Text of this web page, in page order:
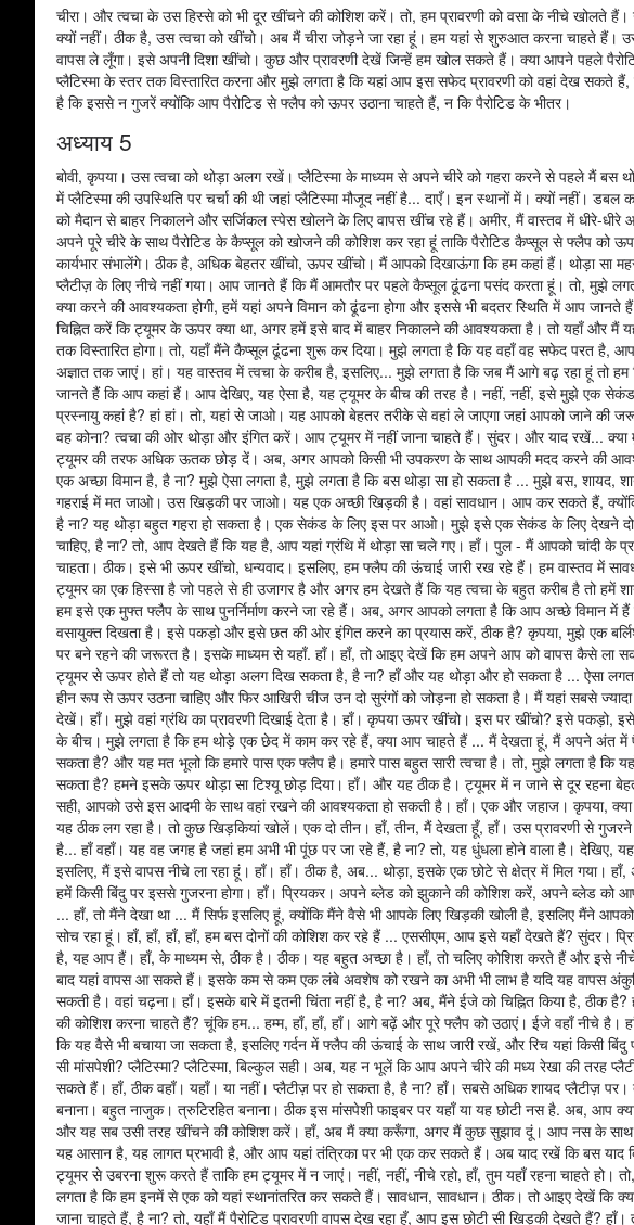
चीरा। और त्वचा के उस हिस्से को भी दूर खींचने की कोशिश करें। तो, हम प्रावरणी को वसा के नीचे खोलते हैं।
क्‍यों नहीं। ठीक है, उस त्वचा को खींचो। अब मैं चीरा जोड़ने जा रहा हूं। हम यहां से शुरुआत करना चाहते
वापस ले लूँगा। इसे अपनी दिशा खींचो। कुछ और प्रावरणी देखें जिन्हें हम खोल सकते हैं। क्या आपने पहले
प्लैटिस्मा के स्तर तक विस्तारित करना और मुझे लगता है कि यहां आप इस सफेद प्रावरणी को वहां देख सकते
है कि इससे न गुजरें क्योंकि आप पैरोटिड से फ्लैप को ऊपर उठाना चाहते हैं, न कि पैरोटिड के भीतर।
अध्याय 5
बोवी, कृपया। उस त्वचा को थोड़ा अलग रखें। प्लैटिस्मा के माध्यम से अपने चीरे को गहरा करने से पहले मैं बस थोड़ा सा जमावट करूंगा। याद रखें कि हमने केंद्रीय गर्दन और पोस्टरोलेटरल गर्दन में प्लैटिस्मा की उपस्थिति पर चर्चा की थी जहां प्लैटिस्मा मौजूद नहीं है... दाएँ। इन स्थानों में। क्‍यों नहीं। डबल कांटे। कृपया, मुझे एक चिकना गेराल्ड्स और एक बर्लिशर दें। इसलिए, हम इयरलोब को मैदान से बाहर निकालने और सर्जिकल स्पेस खोलने के लिए वापस खींच रहे हैं। अमीर, मैं वास्तव में धीरे-धीरे आगे बढ़ रहा हूं। ठीक लगता है। एक चाकू, कृपया। इसलिए, मैं पैरोटिड ग्रंथि पर अपने पूरे चीरे के साथ पैरोटिड के कैप्सूल को खोजने की कोशिश कर रहा हूं ताकि पैरोटिड कैप्सूल से फ्लैप को ऊपर उठाने में सक्षम हो सके। एक बार जब डॉ. बावीर हमारे साथ जुड़ेंगे तो वह कार्यभार संभालेंगे। ठीक है, अधिक बेहतर खींचो, ऊपर खींचो। मैं आपको दिखाऊंगा कि हम कहां हैं। थोड़ा सा महसूस करने की कोशिश करें। यहां मैं अभी तक प्लैटीज़ में नहीं गया था। मैं यहां प्लैटीज़ के लिए नीचे नहीं गया। आप जानते हैं कि मैं आमतौर पर पहले कैप्सूल ढूंढना पसंद करता हूं। तो, मुझे लगता है कि यह थोड़ा सा है, ट्यूमर। मैंने बस नीचे से त्वचा खोली है इसलिए ... हमें क्या करने की आवश्यकता होगी, हमें यहां अपने विमान को ढूंढना होगा और इससे भी बदतर स्थिति में आप जानते हैं कि हम इसे उत्पाद शुल्क देंगे, क्या मेरे पास एक मार्कर हो सकता है? बस पहले से चिह्नित करें कि ट्यूमर के ऊपर क्या था, अगर हमें इसे बाद में बाहर निकालने की आवश्यकता है। तो यहाँ और मैं यहाँ सोचता हूँ। यह हमें उस दृष्टिकोण से कवर करेगा। मुझे नहीं लगता कि यह यहां तक विस्तारित होगा। तो, यहाँ मैंने कैप्सूल ढूंढना शुरू कर दिया। मुझे लगता है कि यह वहाँ वह सफेद परत है, आप देखते हैं? हां। वह हिस्सा यहाँ। तो, आप जानते हैं कि क्या करना है, यहां से अज्ञात तक जाएं। हां। यह वास्तव में त्वचा के करीब है, इसलिए... मुझे लगता है कि जब मैं आगे बढ़ रहा हूं तो हम जिस त्वचा को लेंगे। मैं वहां से जाऊंगा, यह वह जगह है जहां आप पहले से ही जानते हैं कि आप कहां हैं। आप देखिए, यह ऐसा है, यह ट्यूमर के बीच की तरह है। नहीं, नहीं, इसे मुझे एक सेकंड के लिए दे दो। हां। क्षमा करें। आप देखते हैं कि आपके पास यहां चांदी का प्रस्नायु कहां है? हां हां। तो, यहां से जाओ। यह आपको बेहतर तरीके से वहां ले जाएगा जहां आपको जाने की जरूरत है। और मैं इसे बेहतर और हीन रूप से बढ़ाऊंगा। वहाँ खिड़की खुली हुई है? वह कोना? त्वचा की ओर थोड़ा और इंगित करें। आप ट्यूमर में नहीं जाना चाहते हैं। सुंदर। और याद रखें... क्या मुझे 15 नंबर मिल सकता है? हाँ, बिल्कुल, ब्लेड। त्वचा के करीब काटें ताकि आप ट्यूमर की तरफ अधिक ऊतक छोड़ दें। अब, अगर आपको किसी भी उपकरण के साथ आपकी मदद करने की आवश्यकता है, तो मुझे बताएं। मैं बस कोशिश कर रहा हूँ... अच्छा, मुझे लगता है कि यह एक अच्छा विमान है, है ना? मुझे ऐसा लगता है, मुझे लगता है कि बस थोड़ा सा हो सकता है ... मुझे बस, शायद, शायद मैं उसे यहां ले जाऊंगा ... और मैं तुम्हारे लिए त्वचा की देखभाल करूंगा। बहुत गहराई में मत जाओ। उस खिड़की पर जाओ। यह एक अच्छी खिड़की है। वहां सावधान। आप कर सकते हैं, क्योंकि यदि आप उस प्रावरणी को खींचते हैं तो क्या होता है आप इसे फाड़ भी सकते हैं, है ना? यह थोड़ा बहुत गहरा हो सकता है। एक सेकंड के लिए इस पर आओ। मुझे इसे एक सेकंड के लिए देखने दो। तो, मुझे संदेह है कि यह पैरोटिड में हो सकता है क्योंकि कोई मांसपेशी नहीं होनी चाहिए, है ना? तो, आप देखते हैं कि यह है, आप यहां ग्रंथि में थोड़ा सा चले गए। हाँ। पुल - मैं आपको चांदी के प्रावरणी में वापस ले आया। हाँ। यह बहुत गुलाबी है, है ना? मैं वहां नहीं रहना चाहता। ठीक। इसे भी ऊपर खींचो, धन्यवाद। इसलिए, हम फ्लैप की ऊंचाई जारी रख रहे हैं। हम वास्तव में सावधान हैं क्योंकि उस ग्रंथि में एक ट्यूमर है और हम सावधान हैं कि ट्यूमर में न जाएं। ट्यूमर का एक हिस्सा है जो पहले से ही उजागर है और अगर हम देखते हैं कि यह त्वचा के बहुत करीब है तो हमें शायद कुछ त्वचा को अपने साथ ले जाना होगा और यह पूरी तरह से ठीक है क्योंकि हम इसे एक मुफ्त फ्लैप के साथ पुनर्निर्माण करने जा रहे हैं। अब, अगर आपको लगता है कि आप अच्छे विमान में हैं तो आप ब्लेड भी ले सकते हैं। हाँ, ब्लेड है ... यहाँ के बारे में क्या? यह लगभग वसायुक्त दिखता है। इसे पकड़ो और इसे छत की ओर इंगित करने का प्रयास करें, ठीक है? कृपया, मुझे एक बर्लिशर दें। यह प्रावरणी है, देखो? यह। यहां यह थोड़ा खुला है इसलिए आपको उस पर बने रहने की जरूरत है। इसके माध्यम से यहाँ. हाँ। हाँ, तो आइए देखें कि हम अपने आप को वापस कैसे ला सकते हैं। शायद इसे अपनी ओर थोड़ा सा मोड़ें। हां। अब, एक मौका है कि जब हम ट्यूमर से ऊपर होते हैं तो यह थोड़ा अलग दिख सकता है, है ना? हाँ और यह थोड़ा और हो सकता है ... ऐसा लगता है कि हमें द्रव्यमान पर पैच अप करने की कोशिश करनी चाहिए, या शायद यहां हीन रूप से ऊपर उठना चाहिए और फिर आखिरी चीज उन दो सुरंगों को जोड़ना हो सकता है। मैं यहां सबसे ज्यादा कोशिश कर रहा हूं। हाँ। यहाँ, तो यहाँ आप देखते हैं, उस छोटी सी खिड़की को देखें। हाँ। मुझे वहां ग्रंथि का प्रावरणी दिखाई देता है। हाँ। कृपया ऊपर खींचो। इस पर खींचो? इसे पकड़ो, इसे मुझसे दूर ले जाओ। के करीब, साधन के लिए हाँ। हाँ। बीच में, उपकरण के पैरों के बीच। मुझे लगता है कि हम थोड़े एक छेद में काम कर रहे हैं, क्या आप चाहते हैं ... मैं देखता हूं, मैं अपने अंत में पैरोटिड प्रावरणी को गहराई से देखता हूं। ठीक। वहाँ। क्या मुझे द्विध्रुवी हो सकता है? और यह मत भूलो कि हमारे पास एक फ्लैप है। हमारे पास बहुत सारी त्वचा है। तो, मुझे लगता है कि यहाँ, आप देखते हैं कि यह यहाँ प्रावरणी है। हाँ। कृपया, क्या मुझे चाकू वापस मिल सकता है? हमने इसके ऊपर थोड़ा सा टिश्यू छोड़ दिया। हाँ। और यह ठीक है। ट्यूमर में न जाने से दूर रहना बेहतर है। एमएम हम्म, सुंदर। अच्छा, अच्छा, ब्लेड के साथ काम करते रहें। बिल्कुल सही, आपको उसे इस आदमी के साथ वहां रखने की आवश्यकता हो सकती है। हाँ। एक और जहाज। कृपया, क्या मुझे 15 और मिल सकते हैं? आप एक नया चाहते हैं? हाँ। यहाँ, आप देखते हैं? यह ठीक लग रहा है। तो कुछ खिड़कियां खोलें। एक दो तीन। हाँ, तीन, मैं देखता हूँ, हाँ। उस प्रावरणी से गुजरने की कोशिश करें। आप थोड़ा समानांतर जा रहे थे। यह देता है, है ना? तो ऐसा नहीं है... हाँ वहाँ। यह वह जगह है जहां हम अभी भी पूंछ पर जा रहे हैं, है ना? तो, यह धुंधला होने वाला है। देखिए, यह प्रावरणी है। वास्तव में यह फ्लैप में थोड़ा ऊंचा होने जैसा है, आप देखिए? इसलिए, मैं इसे वापस